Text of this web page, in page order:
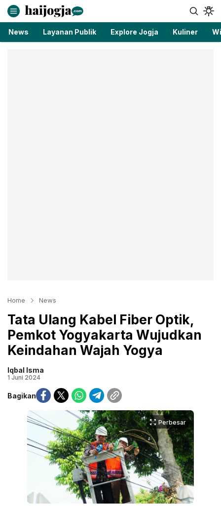
haijogja.com
Berita Jogja Terbaru dan Terkini
News Layanan Publik Explore Jogja Kuliner
Home News
Tata Ulang Kabel Fiber Optik,
Pemkot Yogyakarta Wujudkan
Keindahan Wajah Yogya
Iqbal Isma
1 Juni 2024
Bagikan
Perbesar